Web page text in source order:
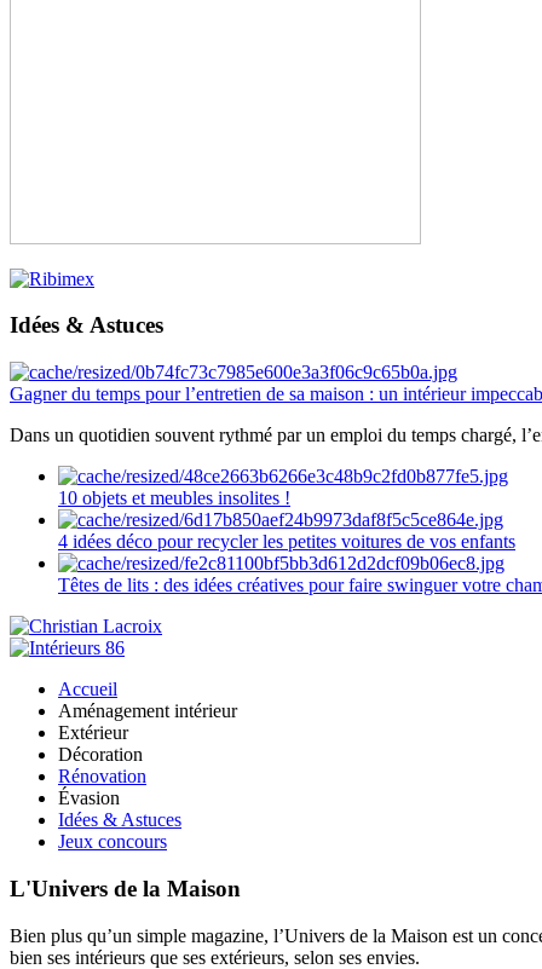
Idées & Astuces
Gagner du temps pour l’entretien de sa maison : un intérieur
Dans un quotidien souvent rythmé par un emploi du temps chargé,
10 objets et meubles insolites !
4 idées déco pour recycler les petites voitures de vos enfants
Têtes de lits : des idées créatives pour faire swinguer votre
Accueil
Aménagement intérieur
Extérieur
Décoration
Rénovation
Évasion
Idées & Astuces
Jeux concours
L'Univers de la Maison
Bien plus qu’un simple magazine, l’Univers de la Maison est un
bien ses intérieurs que ses extérieurs, selon ses envies.